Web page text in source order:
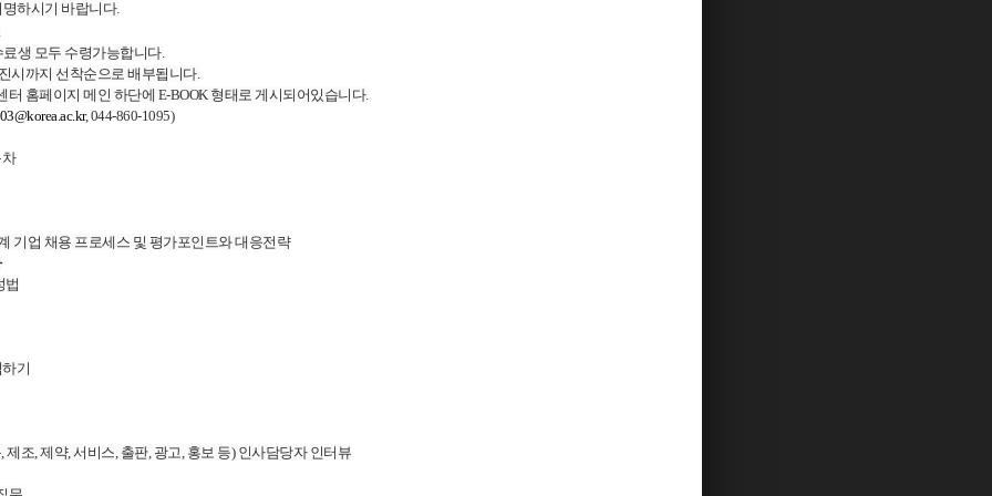
하시기 바랍니다.
생 모두 수령가능합니다.
시까지 선착순으로 배부됩니다.
홈페이지 메인 하단에 E-BOOK 형태로 게시되어있습니다.
, 044-860-1095)
기업 채용 프로세스 및 평가포인트와 대응전략
법
기
조, 제약, 서비스, 출판, 광고, 홍보 등) 인사담당자 인터뷰